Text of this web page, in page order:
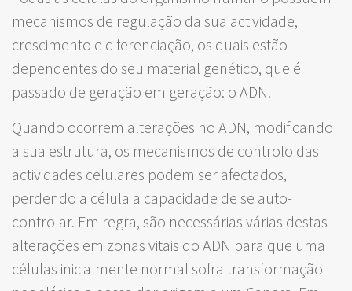
mecanismos de regulação da sua actividade,
crescimento e diferenciação, os quais estão
dependentes do seu material genético, que é
passado de geração em geração: o ADN.
Quando ocorrem alterações no ADN, modificando
a sua estrutura, os mecanismos de controlo das
actividades celulares podem ser afectados,
perdendo a célula a capacidade de se auto-
controlar. Em regra, são necessárias várias destas
alterações em zonas vitais do ADN para que uma
células inicialmente normal sofra transformação